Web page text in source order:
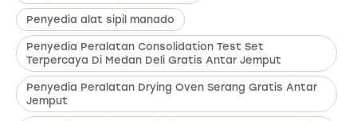
Penyedia alat sipil manado
Penyedia Peralatan Consolidation Test Set
Terpercaya Di Medan Deli Gratis Antar Jemput
Penyedia Peralatan Drying Oven Serang Gratis Antar
Jemput